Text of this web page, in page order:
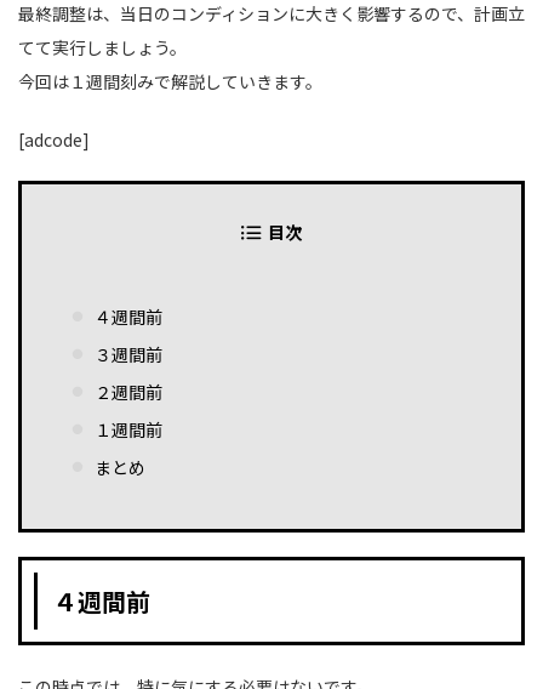
最終調整は、当日のコンディションに大きく影響するので、計画立
てて実行しましょう。
今回は１週間刻みで解説していきます。
[adcode]
目次
４週間前
３週間前
２週間前
１週間前
まとめ
４週間前